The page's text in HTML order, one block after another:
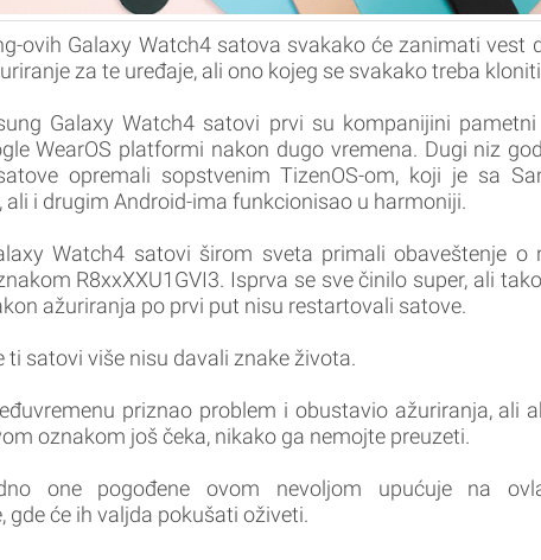
ovih Galaxy Watch4 satova svakako će zanimati vest
za te uređaje, ali ono kojeg se svakako treba
Galaxy Watch4 satovi prvi su kompanijini
WearOS platformi nakon dugo vremena. Dugi niz
opremali sopstvenim TizenOS-om, koji je sa
ali i drugim Android-ima funkcionisao u harmoniji.
Watch4 satovi širom sveta primali obaveštenje o
R8xxXXU1GVI3. Isprva se sve činilo super, ali
ažuriranja po prvi put nisu restartovali satove.
ti satovi više nisu davali znake života.
priznao problem i obustavio ažuriranja, ali
oznakom još čeka, nikako ga nemojte preuzeti.
one pogođene ovom nevoljom upućuje na
gde će ih valjda pokušati oživeti.